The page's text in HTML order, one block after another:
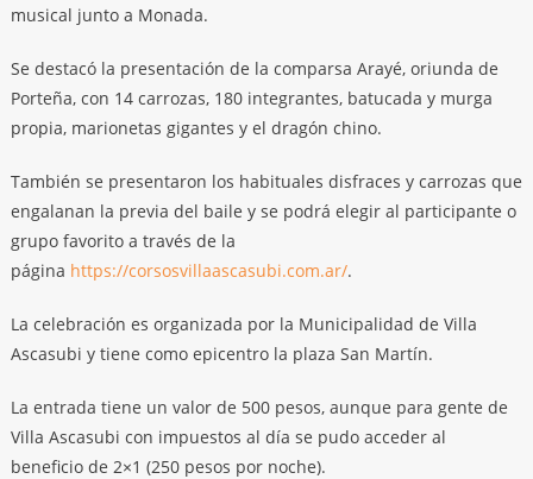
musical junto a Monada.
Se destacó la presentación de la comparsa Arayé, oriunda de
Porteña, con 14 carrozas, 180 integrantes, batucada y murga
propia, marionetas gigantes y el dragón chino.
También se presentaron los habituales disfraces y carrozas que
engalanan la previa del baile y se podrá elegir al participante o
grupo favorito a través de la
página https://corsosvillaascasubi.com.ar/.
La celebración es organizada por la Municipalidad de Villa
Ascasubi y tiene como epicentro la plaza San Martín.
La entrada tiene un valor de 500 pesos, aunque para gente de
Villa Ascasubi con impuestos al día se pudo acceder al
beneficio de 2×1 (250 pesos por noche).